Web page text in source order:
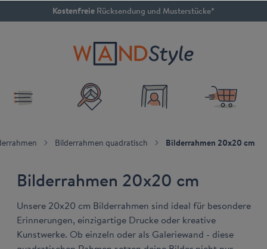
springenKostenfreie Rücksendung und Musterstücke*
Bilderrahmen quadratisch Bilderrahmen 20x20 cm
Bilderrahmen 20x20 cm
Unsere 20x20 cm Bilderrahmen sind ideal für besondere
Erinnerungen, einzigartige Drucke oder kreative
Kunstwerke. Ob einzeln oder als Galeriewand - diese